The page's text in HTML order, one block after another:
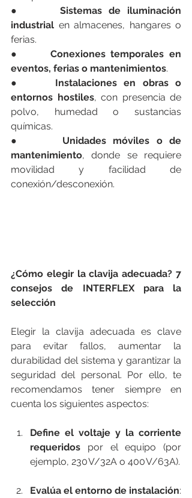
● Sistemas de iluminación
industrial en almacenes, hangares o
ferias.
● Conexiones temporales en
eventos, ferias o mantenimientos.
● Instalaciones en obras o
entornos hostiles, con presencia de
polvo, humedad o sustancias
químicas.
● Unidades móviles o de
mantenimiento, donde se requiere
movilidad y facilidad de
conexión/desconexión.
¿Cómo elegir la clavija adecuada? 7
consejos de INTERFLEX para la
selección
Elegir la clavija adecuada es clave
para evitar fallos, aumentar la
durabilidad del sistema y garantizar la
seguridad del personal. Por ello, te
recomendamos tener siempre en
cuenta los siguientes aspectos:
Define el voltaje y la corriente
requeridos por el equipo (por
ejemplo, 230 V/32A o 400 V/63A).
Evalúa el entorno de instalación: